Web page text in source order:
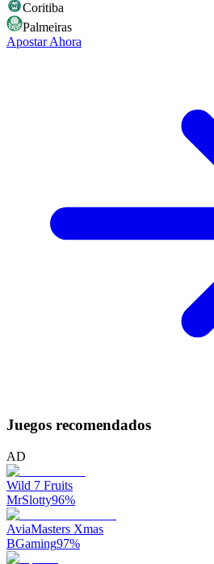
Coritiba
Palmeiras
Apostar Ahora
Juegos recomendados
AD
Wild 7 Fruits
MrSlotty96%
AviaMasters Xmas
BGaming97%